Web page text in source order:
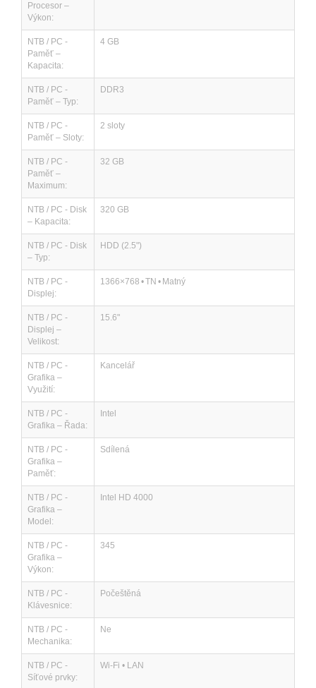
Procesor –
Výkon:
NTB / PC -
Paměť –
Kapacita:
4 GB
NTB / PC -
Paměť – Typ:
DDR3
NTB / PC -
Paměť – Sloty:
2 sloty
NTB / PC -
Paměť –
Maximum:
32 GB
NTB / PC - Disk
– Kapacita:
320 GB
NTB / PC - Disk
– Typ:
HDD (2.5")
NTB / PC -
Displej:
1366×768 • TN • Matný
NTB / PC -
Displej –
Velikost:
15.6"
NTB / PC -
Grafika –
Využití:
Kancelář
NTB / PC -
Grafika – Řada:
Intel
NTB / PC -
Grafika –
Paměť:
Sdílená
NTB / PC -
Grafika –
Model:
Intel HD 4000
NTB / PC -
Grafika –
Výkon:
345
NTB / PC -
Klávesnice:
Počeštěná
NTB / PC -
Mechanika:
Ne
NTB / PC -
Síťové prvky:
Wi-Fi • LAN